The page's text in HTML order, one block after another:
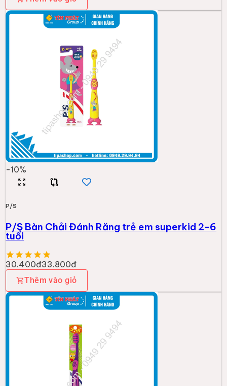
-10%
P/S
P/S Bàn Chải Đánh Răng trẻ em superkid 2-6
tuổi
30.400đ33.800đ
Thêm vào giỏ